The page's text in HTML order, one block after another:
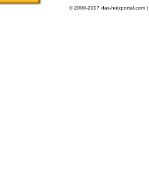
© 2000-2007 das-holzportal.com |